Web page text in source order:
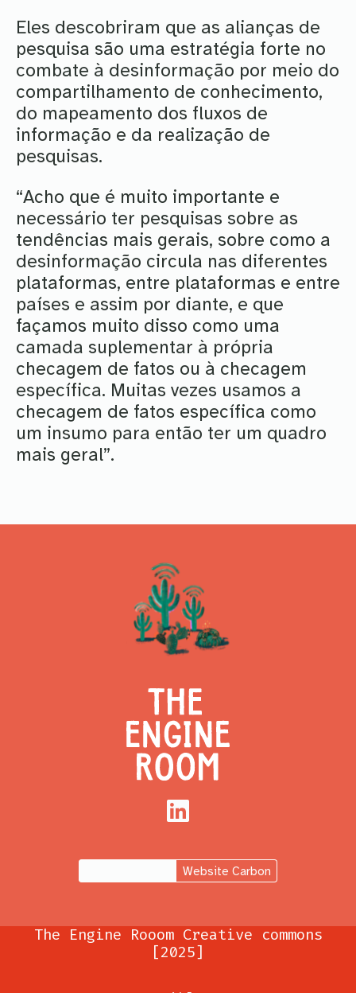
Eles descobriram que as alianças de
pesquisa são uma estratégia forte no
combate à desinformação por meio do
compartilhamento de conhecimento,
do mapeamento dos fluxos de
informação e da realização de
pesquisas.
“Acho que é muito importante e
necessário ter pesquisas sobre as
tendências mais gerais, sobre como a
desinformação circula nas diferentes
plataformas, entre plataformas e entre
países e assim por diante, e que
façamos muito disso como uma
camada suplementar à própria
checagem de fatos ou à checagem
específica. Muitas vezes usamos a
checagem de fatos específica como
um insumo para então ter um quadro
mais geral”.
LinkedIn
Website Carbon
The Engine Rooom Creative commons
[2025]